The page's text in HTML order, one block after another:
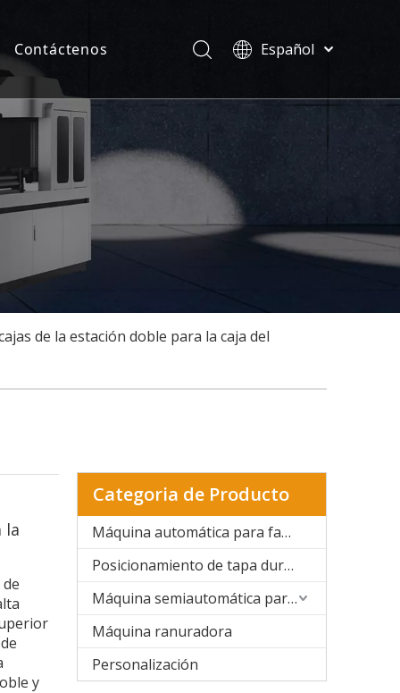
Contáctenos
Español
ไทย
Français
de la estación doble para la caja del
la
y
Categoria de Producto
Máquina automática para fabricar cajas rígidas
Posicionamiento de tapa dura y caja rígida
Máquina semiautomática para fabricar cajas rígidas
Máquina ranuradora
Personalización